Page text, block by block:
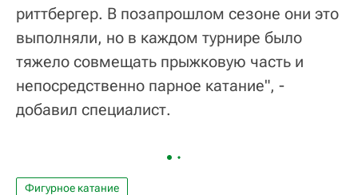
риттбергер. В позапрошлом сезоне они это
выполняли, но в каждом турнире было
тяжело совмещать прыжковую часть и
непосредственно парное катание", -
добавил специалист.
Фигурное катание